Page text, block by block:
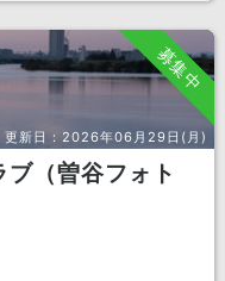
募集中
更新日： 2026年06月29日(月)
（曽谷フォト